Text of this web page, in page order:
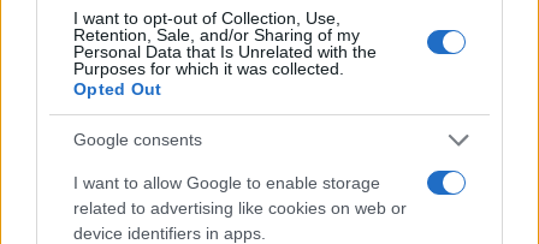
I want to opt-out of Collection, Use,
Retention, Sale, and/or Sharing of my
Personal Data that Is Unrelated with the
Purposes for which it was collected.
Opted Out
Google consents
I want to allow Google to enable storage
related to advertising like cookies on web or
device identifiers in apps.
Σχόλια
τις τελευταίες ημέρες
άνεμοι τις επόμενες